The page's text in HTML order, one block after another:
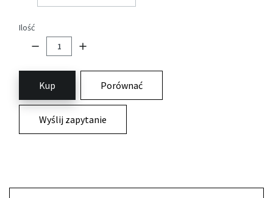
Ilość
Kup Porównać
Wyślij zapytanie